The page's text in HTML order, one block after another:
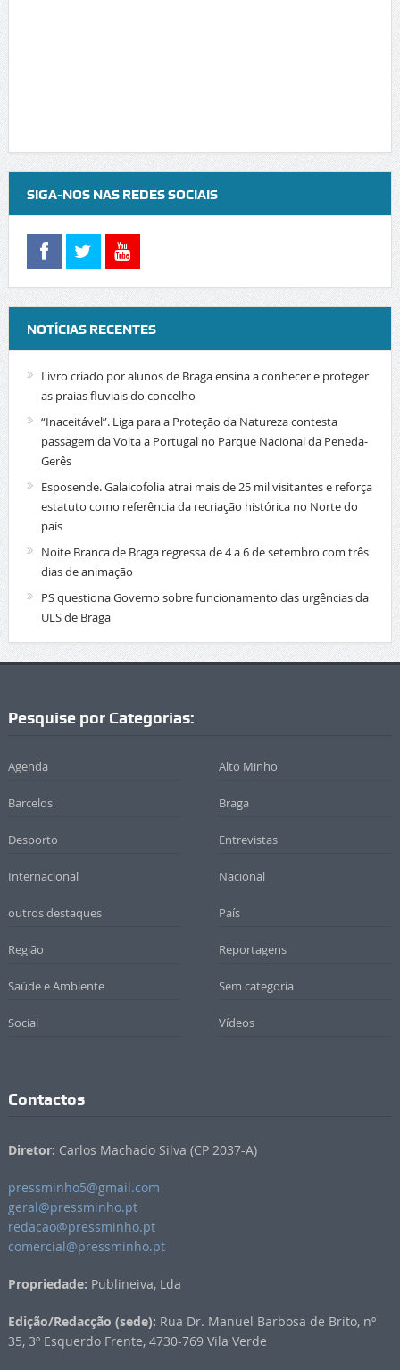
SIGA-NOS NAS REDES SOCIAIS
NOTÍCIAS RECENTES
Livro criado por alunos de Braga ensina a conhecer e proteger
as praias fluviais do concelho
“Inaceitável”. Liga para a Proteção da Natureza contesta
passagem da Volta a Portugal no Parque Nacional da Peneda-
Gerês
Esposende. Galaicofolia atrai mais de 25 mil visitantes e reforça
estatuto como referência da recriação histórica no Norte do
país
Noite Branca de Braga regressa de 4 a 6 de setembro com três
dias de animação
PS questiona Governo sobre funcionamento das urgências da
ULS de Braga
Pesquise por Categorias:
Agenda Alto Minho
Barcelos Braga
Desporto Entrevistas
Internacional Nacional
outros destaques País
Região Reportagens
Saúde e Ambiente Sem categoria
Social Vídeos
Contactos
Diretor: Carlos Machado Silva (CP 2037-A)
pressminho5@gmail.com
geral@pressminho.pt
redacao@pressminho.pt
comercial@pressminho.pt
Propriedade: Publineiva, Lda
Edição/Redacção (sede): Rua Dr. Manuel Barbosa de Brito, nº
35, 3º Esquerdo Frente, 4730-769 Vila Verde